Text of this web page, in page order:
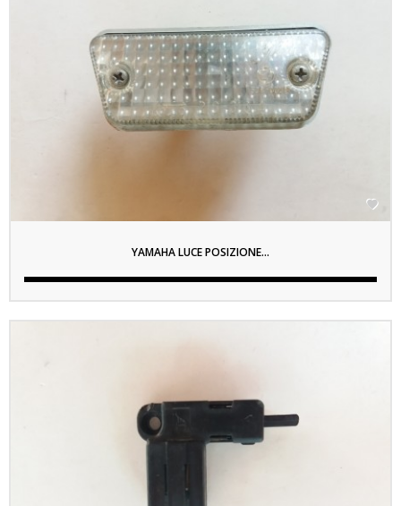

YAMAHA LUCE POSIZIONE...